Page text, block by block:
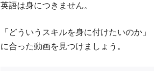
英語は身につきません。
「どういうスキルを身に付けたいのか
に合った動画を見つけましょう。